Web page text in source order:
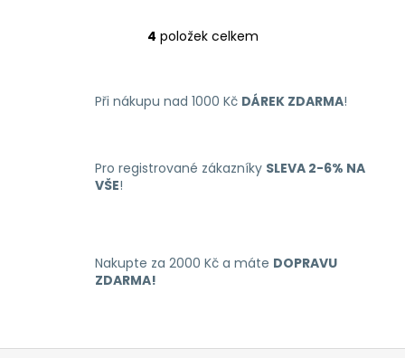
O
á
c
k
p
4 položek celkem
Při nákupu nad 1000 Kč DÁREK ZDARMA!
Pro registrované zákazníky SLEVA 2-6% NA
VŠE!
Nakupte za 2000 Kč a máte DOPRAVU
ZDARMA!